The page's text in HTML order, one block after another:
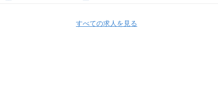
すべての求人を見る